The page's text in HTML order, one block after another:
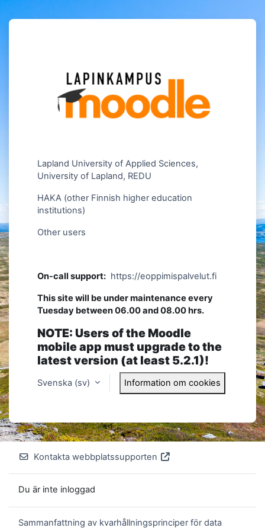
Gå direkt till huvudinnehåll
Logga in på Lapinkampus
Lapland University of Applied Sciences,
University of Lapland, REDU
HAKA (other Finnish higher education
institutions)
Other users
On-call support: https://eoppimispalvelut.fi
This site will be under maintenance every
Tuesday between 06.00 and 08.00 hrs.
NOTE: Users of the Moodle
mobile app must upgrade to the
latest version (at least 5.2.1)!
Svenska ‎(sv)‎ Information om cookies
Kontakta webbplatssupporten
Du är inte inloggad
Sammanfattning av kvarhållningsprinciper för data